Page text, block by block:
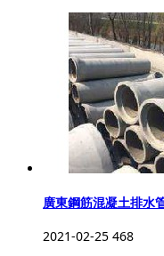
廣東鋼筋混凝土排水
2021-02-25 468